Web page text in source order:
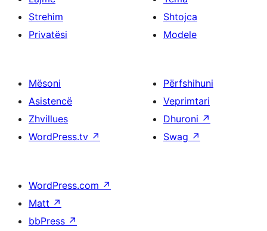
Strehim
Privatësi
Shtojca
Modele
Mësoni
Asistencë
Zhvillues
WordPress.tv ↗
Përfshihuni
Veprimtari
Dhuroni ↗
Swag ↗
WordPress.com ↗
Matt ↗
bbPress ↗